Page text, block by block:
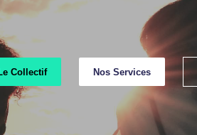
Collectif Nos Services